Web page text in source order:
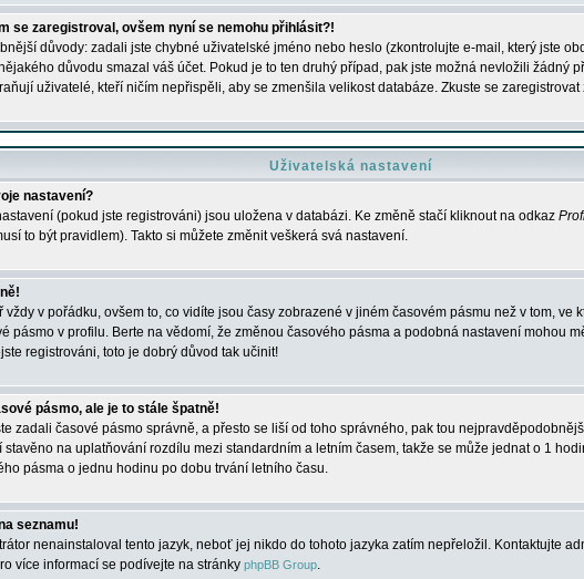
se zaregistroval, ovšem nyní se nemohu přihlásit?!
důvody: zadali jste chybné uživatelské jméno nebo heslo (zkontrolujte e-mail, který jste
důvodu smazal váš účet. Pokud je to ten druhý případ, pak jste možná nevložili žádný
uživatelé, kteří ničím nepřispěli, aby se zmenšila velikost databáze. Zkuste se
Uživatelská nastavení
nastavení?
(pokud jste registrováni) jsou uložena v databázi. Ke změně stačí kliknout na odkaz
to být pravidlem). Takto si můžete změnit veškerá svá nastavení.
vždy v pořádku, ovšem to, co vidíte jsou časy zobrazené v jiném časovém pásmu než v tom, ve
pásmo v profilu. Berte na vědomí, že změnou časového pásma a podobná nastavení mohou
registrováni, toto je dobrý důvod tak učinit!
pásmo, ale je to stále špatně!
zadali časové pásmo správně, a přesto se liší od toho správného, pak tou
stavěno na uplatňování rozdílu mezi standardním a letním časem, takže se může jednat o 1
pásma o jednu hodinu po dobu trvání letního času.
seznamu!
nenainstaloval tento jazyk, neboť jej nikdo do tohoto jazyka zatím nepřeložil. Kontaktujte
více informací se podívejte na stránky phpBB Group.